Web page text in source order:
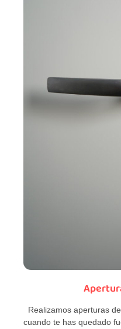
Realizamos aperturas
cuando te has quedado